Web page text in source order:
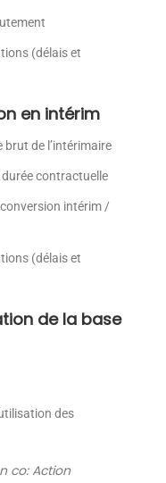
(délais et
en intérim
de l’intérimaire
contractuelle
intérim /
(délais et
de la base
des
co: Action